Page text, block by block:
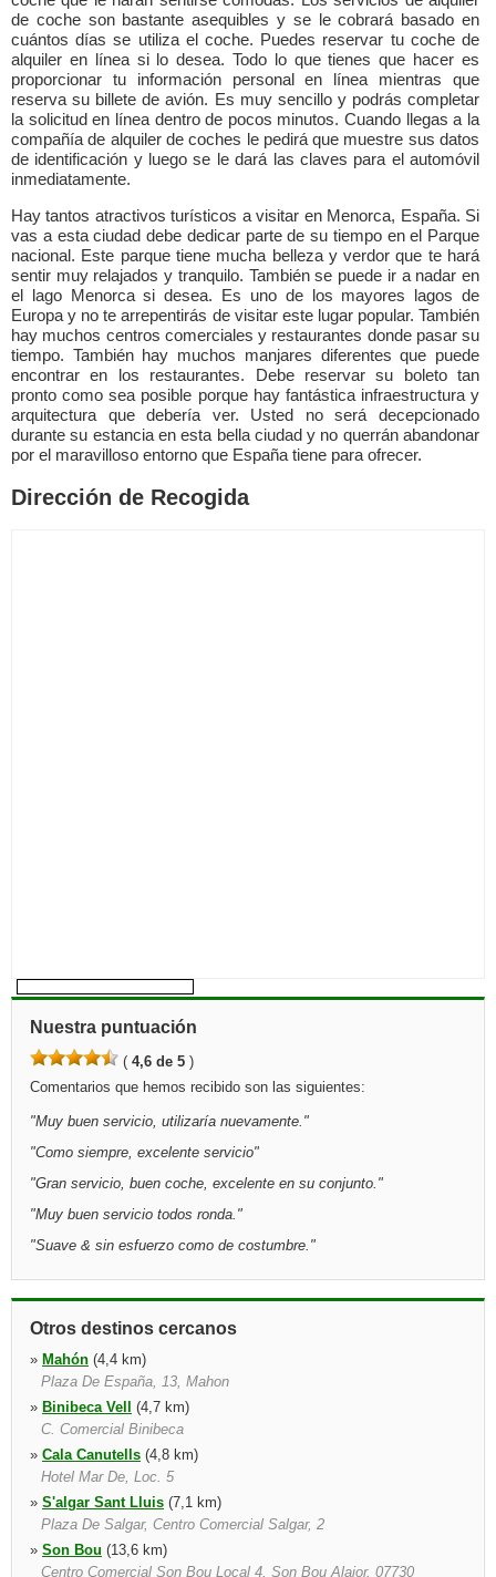
de coche son bastante asequibles y se le cobrará basado en
cuántos días se utiliza el coche. Puedes reservar tu coche de
alquiler en línea si lo desea. Todo lo que tienes que hacer es
proporcionar tu información personal en línea mientras que
reserva su billete de avión. Es muy sencillo y podrás completar
la solicitud en línea dentro de pocos minutos. Cuando llegas a la
compañía de alquiler de coches le pedirá que muestre sus datos
de identificación y luego se le dará las claves para el automóvil
inmediatamente.
Hay tantos atractivos turísticos a visitar en Menorca, España. Si
vas a esta ciudad debe dedicar parte de su tiempo en el Parque
nacional. Este parque tiene mucha belleza y verdor que te hará
sentir muy relajados y tranquilo. También se puede ir a nadar en
el lago Menorca si desea. Es uno de los mayores lagos de
Europa y no te arrepentirás de visitar este lugar popular. También
hay muchos centros comerciales y restaurantes donde pasar su
tiempo. También hay muchos manjares diferentes que puede
encontrar en los restaurantes. Debe reservar su boleto tan
pronto como sea posible porque hay fantástica infraestructura y
arquitectura que debería ver. Usted no será decepcionado
durante su estancia en esta bella ciudad y no querrán abandonar
por el maravilloso entorno que España tiene para ofrecer.
Dirección de Recogida
Nuestra puntuación
( 4,6 de 5 )
Comentarios que hemos recibido son las siguientes:
"Muy buen servicio, utilizaría nuevamente. "
"Como siempre, excelente servicio"
"Gran servicio, buen coche, excelente en su conjunto. "
"Muy buen servicio todos ronda. "
"Suave & sin esfuerzo como de costumbre. "
Otros destinos cercanos
» Mahón (4,4 km)
Plaza De España, 13, Mahon
» Binibeca Vell
(4,7 km)
C. Comercial Binibeca
» Cala Canutells (4,8 km)
Hotel Mar De, Loc. 5
» S'algar Sant Lluis (7,1 km)
Plaza De Salgar, Centro Comercial Salgar, 2
» Son Bou (13,6 km)
Centro Comercial Son Bou Local 4, Son Bou Alaior, 07730